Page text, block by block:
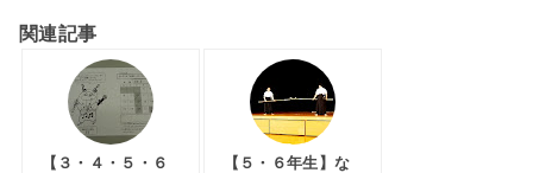
関連記事
【３・４・５・６
【５・６年生】な